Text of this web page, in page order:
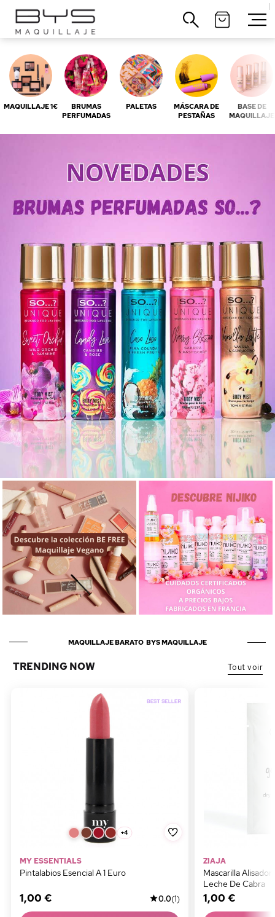
|
MAQUILLAJE 1€
BRUMAS
PERFUMADAS
PALETAS
MÁSCARA DE
PESTAÑAS
BASE DE
MAQUILLAJE
MAQUILLAJE BARATO BYS MAQUILLAJE
TRENDING NOW Tout voir
+4
MY ESSENTIALS
Pintalabios Esencial A 1 Euro
1,00 € 0.0(1)
ZIAJA
Mascarilla
Leche De Cabra
1,00 €
Cerrar